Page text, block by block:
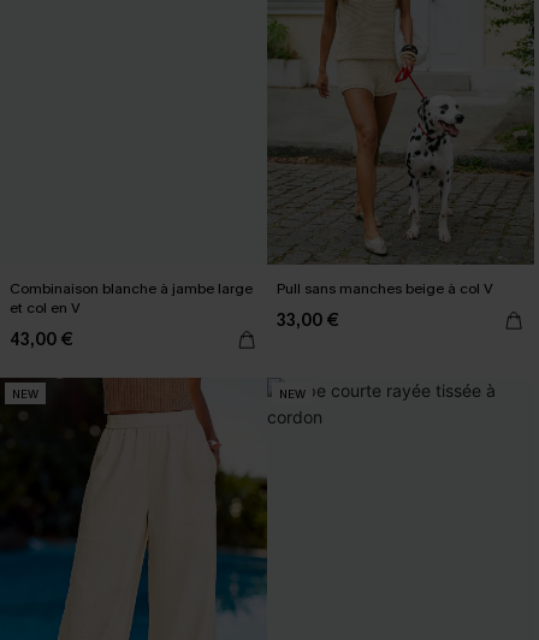
Combinaison blanche à jambe large
et col en V
43,00 €
Pull sans manches beige à col V
33,00 €
NEW NEW